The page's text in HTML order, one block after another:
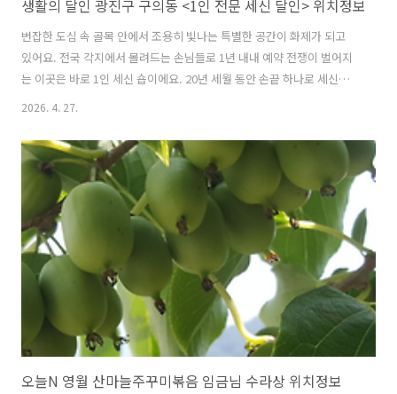
생활의 달인 광진구 구의동 <1인 전문 세신 달인> 위치정보
번잡한 도심 속 골목 안에서 조용히 빛나는 특별한 공간이 화제가 되고
있어요. 전국 각지에서 몰려드는 손님들로 1년 내내 예약 전쟁이 벌어지
는 이곳은 바로 1인 세신 숍이에요. 20년 세월 동안 손끝 하나로 세신의
새로운 경지를 개척한 마희선 달인의 황금손을 거치면 묵은 피로가 한순
비법과 그 속에 담긴 뜨거운 진심을 지금부터 상세히 전해드릴게요! 목차
전국에서 몰려드는 1인 전문 세신 달인 마희선 장인의 명성20년 경력의
황금손이 선사하는 차원이 다른 세신 비법하루 단 4명만 허락되는 1인 전
문 세신 달인의 철저한 원칙광진구 구의동 단지 세신 숍의 편안함과 프라
이빗한 매력생활의 달인 1인 전문 세신 달인 업체 위치 및 상세 정보지문
이..
2026. 4. 27.
오늘N 영월 산마늘주꾸미볶음 임금님 수라상 위치정보